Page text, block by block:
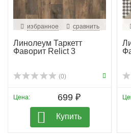
избранное сравнить
Линолеум Таркетт
Фаворит Relict 3
(0)
Цена: 699 ₽
Купить